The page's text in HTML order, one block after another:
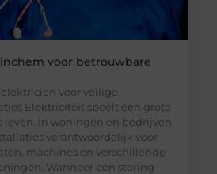
voor betrouwbare
voor veilige
Elektriciteit speelt een grote
leven. In woningen en bedrijven
verantwoordelijk voor
machines en verschillende
Wanneer een storing